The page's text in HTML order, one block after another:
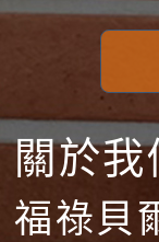
關於我
福祿貝